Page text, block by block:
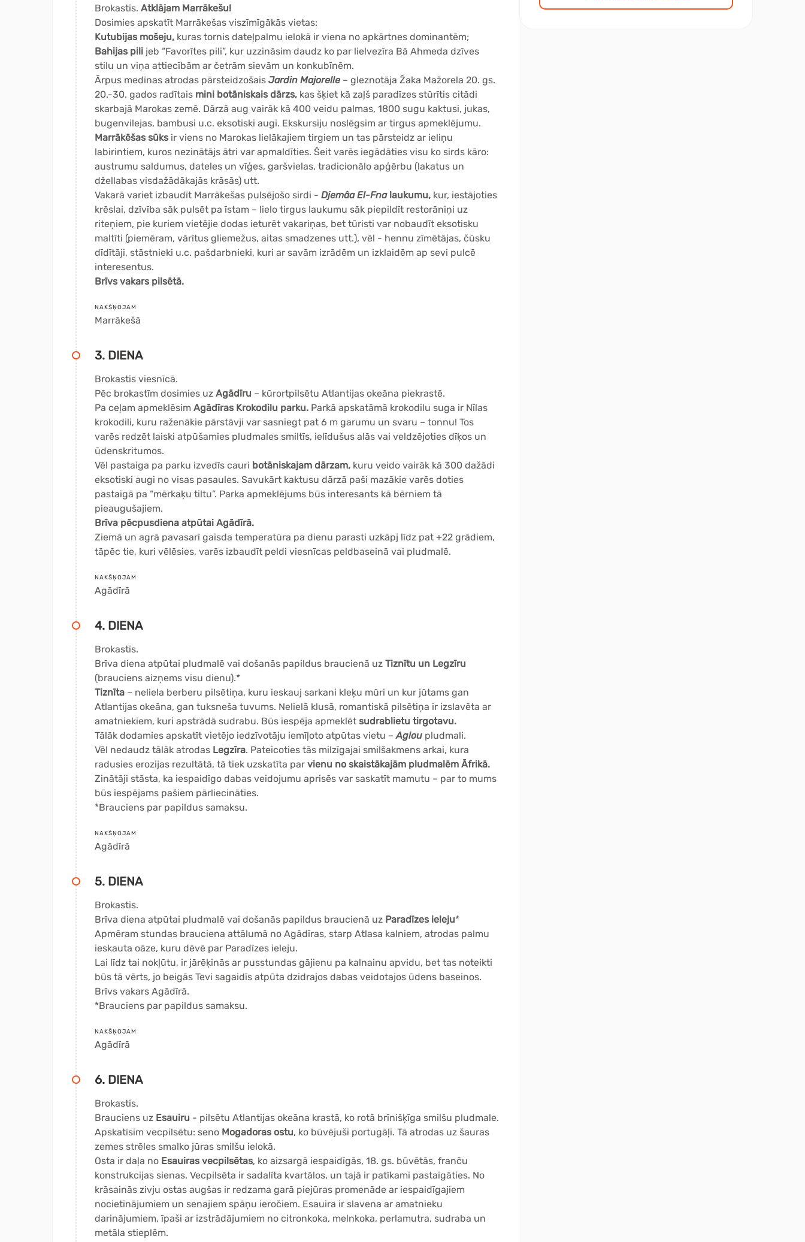
Brokastis. Atklājam Marrākešu!
Dosimies apskatīt Marrākešas viszīmīgākās vietas:
Kutubijas mošeju, kuras tornis dateļpalmu ielokā ir viena no apkārtnes dominantēm;
Bahijas pili jeb “Favorītes pili”, kur uzzināsim daudz ko par lielvezīra Bā Ahmeda dzīves
stilu un viņa attiecībām ar četrām sievām un konkubīnēm.
Ārpus medīnas atrodas pārsteidzošais Jardin Majorelle – gleznotāja Žaka Mažorela 20. gs.
20.-30. gados radītais mini botāniskais dārzs, kas šķiet kā zaļš paradīzes stūrītis citādi
skarbajā Marokas zemē. Dārzā aug vairāk kā 400 veidu palmas, 1800 sugu kaktusi, jukas,
bugenvilejas, bambusi u.c. eksotiski augi. Ekskursiju noslēgsim ar tirgus apmeklējumu.
Marrākēšas sūks ir viens no Marokas lielākajiem tirgiem un tas pārsteidz ar ieliņu
labirintiem, kuros nezinātājs ātri var apmaldīties. Šeit varēs iegādāties visu ko sirds kāro:
austrumu saldumus, dateles un vīģes, garšvielas, tradicionālo apģērbu (lakatus un
džellabas visdažādākajās krāsās) utt.
Vakarā variet izbaudīt Marrākešas pulsējošo sirdi - Djemâa El-Fnalaukumu, kur, iestājoties
krēslai, dzīvība sāk pulsēt pa īstam – lielo tirgus laukumu sāk piepildīt restorāniņi uz
riteņiem, pie kuriem vietējie dodas ieturēt vakariņas, bet tūristi var nobaudīt eksotisku
maltīti (piemēram, vārītus gliemežus, aitas smadzenes utt.), vēl - hennu zīmētājas, čūsku
dīdītāji, stāstnieki u.c. pašdarbnieki, kuri ar savām izrādēm un izklaidēm ap sevi pulcē
interesentus.
Brīvs vakars pilsētā.
NAKŠŅOJAM
Marrākešā
3. DIENA
Brokastis viesnīcā.
Pēc brokastīm dosimies uz Agādīru – kūrortpilsētu Atlantijas okeāna piekrastē.
Pa ceļam apmeklēsim Agādīras Krokodilu parku. Parkā apskatāmā krokodilu suga ir Nīlas
krokodili, kuru raženākie pārstāvji var sasniegt pat 6 m garumu un svaru – tonnu! Tos
varēs redzēt laiski atpūšamies pludmales smiltīs, ielīdušus alās vai veldzējoties dīķos un
ūdenskritumos.
Vēl pastaiga pa parku izvedīs cauri botāniskajam dārzam, kuru veido vairāk kā 300 dažādi
eksotiski augi no visas pasaules. Savukārt kaktusu dārzā paši mazākie varēs doties
pastaigā pa “mērkaķu tiltu”. Parka apmeklējums būs interesants kā bērniem tā
pieaugušajiem.
Brīva pēcpusdiena atpūtai Agādīrā.
Ziemā un agrā pavasarī gaisda temperatūra pa dienu parasti uzkāpj līdz pat +22 grādiem,
tāpēc tie, kuri vēlēsies, varēs izbaudīt peldi viesnīcas peldbaseinā vai pludmalē.
NAKŠŅOJAM
Agādīrā
4. DIENA
Brokastis.
Brīva diena atpūtai pludmalē vai došanās papildus braucienā uz Tiznītu un Legzīru
(brauciens aizņems visu dienu).*
Tiznīta – neliela berberu pilsētiņa, kuru ieskauj sarkani kleķu mūri un kur jūtams gan
Atlantijas okeāna, gan tuksneša tuvums. Nelielā klusā, romantiskā pilsētiņa ir izslavēta ar
amatniekiem, kuri apstrādā sudrabu. Būs iespēja apmeklēt sudrablietu tirgotavu.
Tālāk dodamies apskatīt vietējo iedzīvotāju iemīļoto atpūtas vietu –Aglou pludmali.
Vēl nedaudz tālāk atrodas Legzīra. Pateicoties tās milzīgajai smilšakmens arkai, kura
radusies erozijas rezultātā, tā tiek uzskatīta par vienu no skaistākajām pludmalēm Āfrikā.
Zinātāji stāsta, ka iespaidīgo dabas veidojumu aprisēs var saskatīt mamutu – par to mums
būs iespējams pašiem pārliecināties.
*Brauciens par papildus samaksu.
NAKŠŅOJAM
Agādīrā
5. DIENA
Brokastis.
Brīva diena atpūtai pludmalē vai došanās papildus braucienā uz Paradīzes ieleju*
Apmēram stundas brauciena attālumā no Agādīras, starp Atlasa kalniem, atrodas palmu
ieskauta oāze, kuru dēvē par Paradīzes ieleju.
Lai līdz tai nokļūtu, ir jārēķinās ar pusstundas gājienu pa kalnainu apvidu, bet tas noteikti
būs tā vērts, jo beigās Tevi sagaidīs atpūta dzidrajos dabas veidotajos ūdens baseinos.
Brīvs vakars Agādīrā.
*Brauciens par papildus samaksu.
NAKŠŅOJAM
Agādīrā
6. DIENA
Brokastis.
Brauciens uz Esauiru - pilsētu Atlantijas okeāna krastā, ko rotā brīnišķīga smilšu pludmale.
Apskatīsim vecpilsētu: seno Mogadoras ostu, ko būvējuši portugāļi. Tā atrodas uz šauras
zemes strēles smalko jūras smilšu ielokā.
Osta ir daļa no Esauiras vecpilsētas, ko aizsargā iespaidīgās, 18. gs. būvētās, franču
konstrukcijas sienas. Vecpilsēta ir sadalīta kvartālos, un tajā ir patīkami pastaigāties. No
krāsainās zivju ostas augšas ir redzama garā piejūras promenāde ar iespaidīgajiem
nocietinājumiem un senajiem spāņu ieročiem. Esauira ir slavena ar amatnieku
darinājumiem, īpaši ar izstrādājumiem no citronkoka, melnkoka, perlamutra, sudraba un
metāla stieplēm.